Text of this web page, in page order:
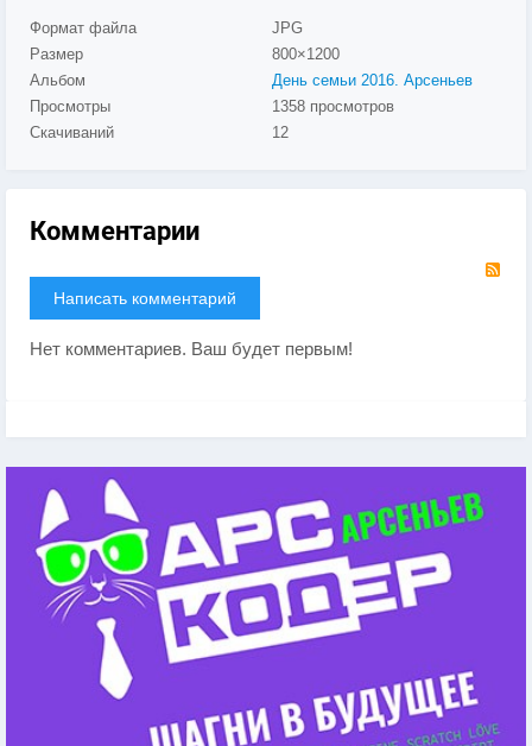
Формат файла
JPG
Размер
800×1200
Альбом
День семьи 2016. Арсеньев
Просмотры
1358 просмотров
Скачиваний
12
Комментарии
Написать комментарий
Нет комментариев. Ваш будет первым!